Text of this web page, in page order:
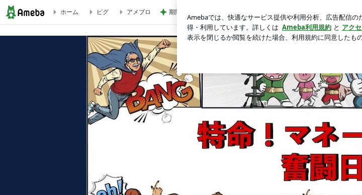
自慢されて羨ましいもの | モデルタレント事務所エース マネージャー'sの奮闘日記 (￣^￣)ゞ
ホーム ピグ アメブロ 期間限定の新製品Lサイズ保冷バッグ